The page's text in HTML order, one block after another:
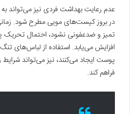
عدم رعایت بهداشت فردی نیز می‌تواند به
در بروز کیست‌های مویی مطرح شود.
تمیز و ضدعفونی نشود، احتمال
افزایش می‌یابد. استفاده از لباس‌های
پوست ایجاد می‌کنند، نیز می‌تواند شرایط
فراهم کند.